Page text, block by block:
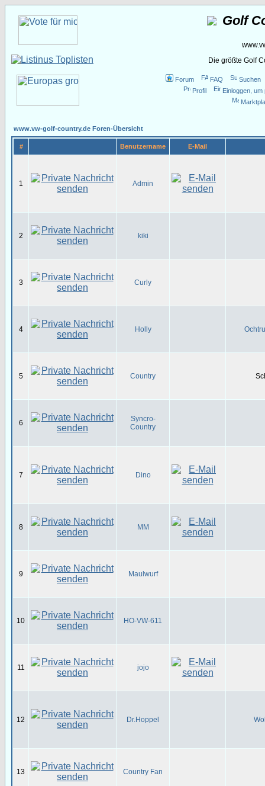
Golf
Die größte Golf
Forum FAQ
Suchen
Profil
Einloggen,
www.vw-golf-country.de Foren-Übersicht
# Benutzername E-Mail
1 Admin
2 kiki
3 Curly
4 Holly
5 Country
6
Syncro-
Country
7 Dino
8 MM
9 Maulwurf
10 HO-VW-611
11 jojo
12 Dr.Hoppel
13 Country Fan